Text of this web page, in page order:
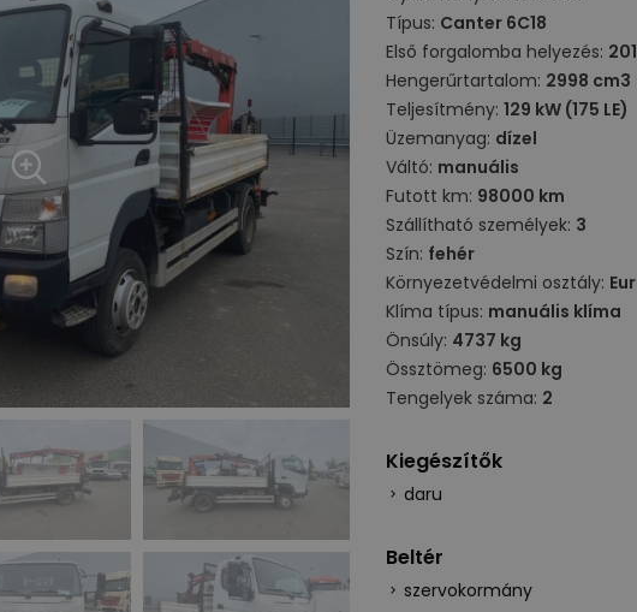
Típus: Canter 6C18
Első forgalomba helyezés:
Hengerűrtartalom: 2998 cm3
Teljesítmény: 129 kW (175 LE)
Üzemanyag: dízel
Váltó: manuális
Futott km: 98000 km
Szállítható személyek: 3
Szín: fehér
Környezetvédelmi osztály:
Klíma típus: manuális klíma
Önsúly: 4737 kg
Össztömeg: 6500 kg
Tengelyek száma: 2
Kiegészítők
daru
Beltér
szervokormány